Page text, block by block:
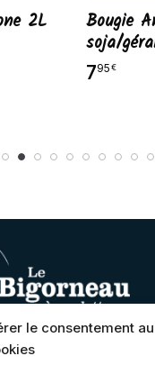
le consentement
2L
Bougie
soja/
795€